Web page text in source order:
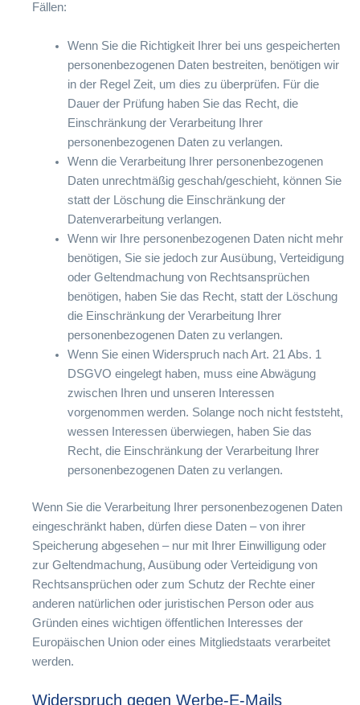
Fällen:
Wenn Sie die Richtigkeit Ihrer bei uns gespeicherten
personenbezogenen Daten bestreiten, benötigen wir
in der Regel Zeit, um dies zu überprüfen. Für die
Dauer der Prüfung haben Sie das Recht, die
Einschränkung der Verarbeitung Ihrer
personenbezogenen Daten zu verlangen.
Wenn die Verarbeitung Ihrer personenbezogenen
Daten unrechtmäßig geschah/geschieht, können Sie
statt der Löschung die Einschränkung der
Datenverarbeitung verlangen.
Wenn wir Ihre personenbezogenen Daten nicht mehr
benötigen, Sie sie jedoch zur Ausübung, Verteidigung
oder Geltendmachung von Rechtsansprüchen
benötigen, haben Sie das Recht, statt der Löschung
die Einschränkung der Verarbeitung Ihrer
personenbezogenen Daten zu verlangen.
Wenn Sie einen Widerspruch nach Art. 21 Abs. 1
DSGVO eingelegt haben, muss eine Abwägung
zwischen Ihren und unseren Interessen
vorgenommen werden. Solange noch nicht feststeht,
wessen Interessen überwiegen, haben Sie das
Recht, die Einschränkung der Verarbeitung Ihrer
personenbezogenen Daten zu verlangen.
Wenn Sie die Verarbeitung Ihrer personenbezogenen Daten
eingeschränkt haben, dürfen diese Daten – von ihrer
Speicherung abgesehen – nur mit Ihrer Einwilligung oder
zur Geltendmachung, Ausübung oder Verteidigung von
Rechtsansprüchen oder zum Schutz der Rechte einer
anderen natürlichen oder juristischen Person oder aus
Gründen eines wichtigen öffentlichen Interesses der
Europäischen Union oder eines Mitgliedstaats verarbeitet
werden.
Widerspruch gegen Werbe-E-Mails